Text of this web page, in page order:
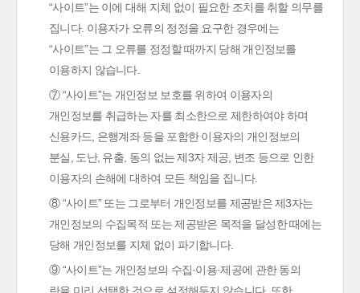
“사이트”는 이에 대해 지체 없이 필요한 조치를 취할 의무를
집니다. 이용자가 오류의 정정을 요구한 경우에는
“사이트”는 그 오류를 정정할 때까지 당해 개인정보를
이용하지 않습니다.
⑦ “사이트”는 개인정보 보호를 위하여 이용자의
개인정보를 취급하는 자를 최소한으로 제한하여야 하며
신용카드, 은행계좌 등을 포함한 이용자의 개인정보의
분실, 도난, 유출, 동의 없는 제3자 제공, 변조 등으로 인한
이용자의 손해에 대하여 모든 책임을 집니다.
⑧ “사이트” 또는 그로부터 개인정보를 제공받은 제3자는
개인정보의 수집목적 또는 제공받은 목적을 달성한 때에는
당해 개인정보를 지체 없이 파기합니다.
⑨ “사이트”는 개인정보의 수집·이용·제공에 관한 동의